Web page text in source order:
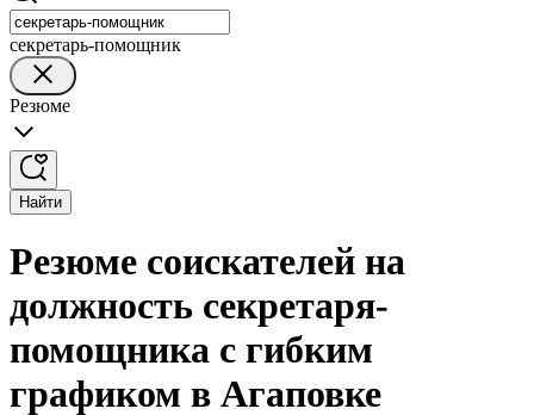
секретарь-помощник
Резюме
Найти
Резюме соискателей на
должность секретаря-
помощника с гибким
графиком в Агаповке